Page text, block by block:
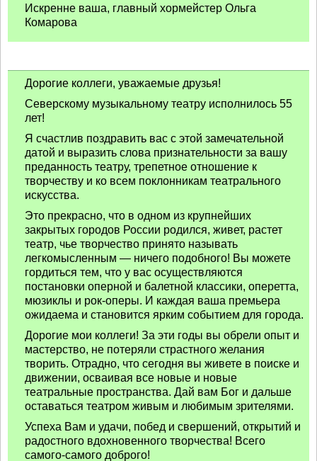
Искренне ваша, главный хормейстер Ольга
Комарова
Дорогие коллеги, уважаемые друзья!
Северскому музыкальному театру исполнилось 55
лет!
Я счастлив поздравить вас с этой замечательной
датой и выразить слова признательности за вашу
преданность театру, трепетное отношение к
творчеству и ко всем поклонникам театрального
искусства.
Это прекрасно, что в одном из крупнейших
закрытых городов России родился, живет, растет
театр, чье творчество принято называть
легкомысленным — ничего подобного! Вы можете
гордиться тем, что у вас осуществляются
постановки оперной и балетной классики, оперетта,
мюзиклы и рок-оперы. И каждая ваша премьера
ожидаема и становится ярким событием для города.
Дорогие мои коллеги! За эти годы вы обрели опыт и
мастерство, не потеряли страстного желания
творить. Отрадно, что сегодня вы живете в поиске и
движении, осваивая все новые и новые
театральные пространства. Дай вам Бог и дальше
оставаться театром живым и любимым зрителями.
Успеха Вам и удачи, побед и свершений, открытий и
радостного вдохновенного творчества! Всего
самого-самого доброго!